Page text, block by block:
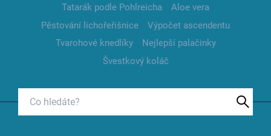
Tatarák podle Pohlreicha
Aloe vera
Pěstování lichořeřišnice
Výpočet ascendentu
Tvarohové knedlíky
Nejlepší palačinky
Švestkový koláč